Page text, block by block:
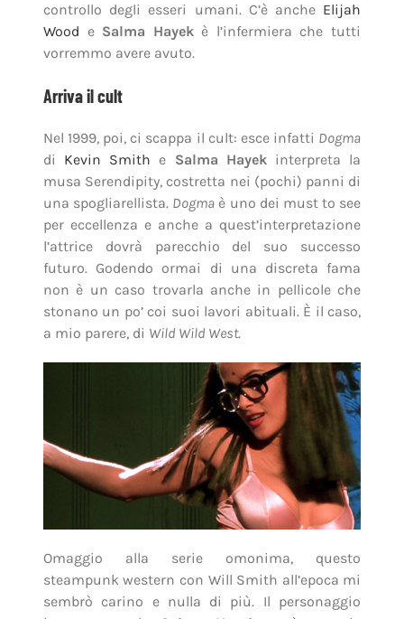
controllo degli esseri umani. C’è anche Elijah
Wood e Salma Hayekè l’infermiera che tutti
vorremmo avere avuto.
Arriva il cult
Nel 1999, poi, ci scappa il cult: esce infatti Dogma
di Kevin Smith e Salma Hayekinterpreta la
musa Serendipity, costretta nei (pochi) panni di
una spogliarellista. Dogma è uno dei must to see
per eccellenza e anche a quest’interpretazione
l’attrice dovrà parecchio del suo successo
futuro. Godendo ormai di una discreta fama
non è un caso trovarla anche in pellicole che
stonano un po’ coi suoi lavori abituali. È il caso,
a mio parere, di Wild Wild West.
Omaggio alla serie omonima, questo
steampunk western con Will Smith all’epoca mi
sembrò carino e nulla di più. Il personaggio